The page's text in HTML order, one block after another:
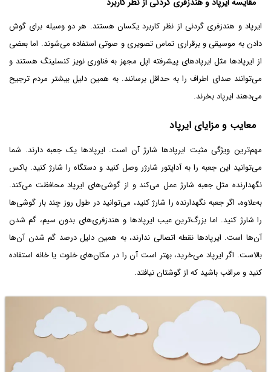
ایرپاد و هندزفری گردنی از نظر کاربرد یکسان هستند. هر دو وسیله برای گوش
دادن به موسیقی و برقراری تماس تصویری و صوتی استفاده می‌شوند. اما بعضی
از ایرپادها مثل ایرپادهای پیشرفته اپل مجهز به فناوری نویز کنسلینگ هستند و
می‌توانند صدای اطراف را به حداقل برسانند. به همین دلیل بیشتر مردم ترجیح
می‌دهند ایرپاد بخرند.
معایب و مزایای ایرپاد
مهم‌ترین ویژگی مثبت ایرپادها شارژ آن است. ایرپادها یک جعبه دارند. شما
می‌توانید این جعبه را به آداپتور شارژر وصل کنید و دستگاه را شارژ کنید. باکس
نگهدارنده مثل جعبه شارژ عمل می‌کند و از گوشی‌های ایرپاد محافظت می‌کند.
به‌علاوه، اگر جعبه نگهدارنده را شارژ کنید، می‌توانید در طول روز چند بار گوشی‌ها
را شارژ کنید. اما بزرگ‌ترین عیب ایرپادها و هندزفری‌های بدون سیم، گم شدن
آن‌ها است. ایرپادها نقطه اتصالی ندارند، به همین دلیل درصد گم شدن آن‌ها
بالاست. اگر ایرپاد می‌خرید، بهتر است آن را در مکان‌های خلوت یا خانه استفاده
کنید و مراقب باشید که از گوشتان نیافتد.